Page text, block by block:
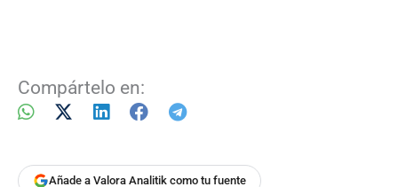
Compártelo en:
Añade a Valora Analitik como tu fuente